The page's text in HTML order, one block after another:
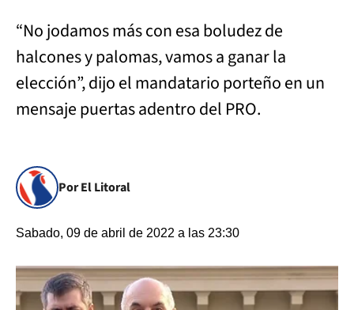
“No jodamos más con esa boludez de
halcones y palomas, vamos a ganar la
elección”, dijo el mandatario porteño en un
mensaje puertas adentro del PRO.
Por El Litoral
Sabado, 09 de abril de 2022 a las 23:30